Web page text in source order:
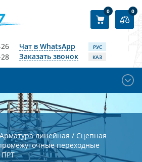
Чат в WhatsApp
Заказать звонок
РУС
КАЗ
0 0
Арматура линейная / Сцепная
переходные
ПРТ